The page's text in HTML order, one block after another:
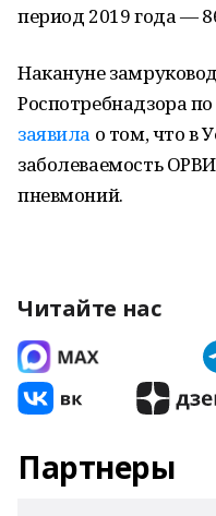
период 2019 года —
Накануне
Роспотребнадзора
заявила о том, что в
заболеваемость
пневмоний.
Читайте нас
Партнеры